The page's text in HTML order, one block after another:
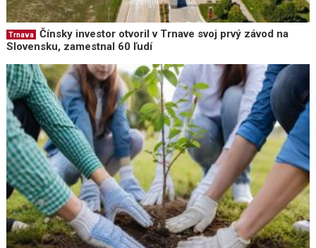
Trnava
Čínsky investor otvoril v Trnave svoj prvý závod na
Slovensku, zamestnal 60 ľudí